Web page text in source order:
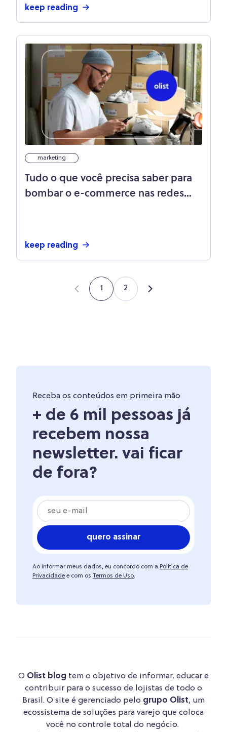
keep reading
marketing
Tudo o que você precisa saber para
bombar o e-commerce nas redes
keep reading
1 2
Receba os conteúdos em primeira mão
+ de 6 mil pessoas já
recebem nossa
newsletter. vai ficar
de fora?
quero assinar
Ao informar meus dados, eu concordo com a Política de
Privacidade e com os Termos de Uso.
O Olist blog tem o objetivo de informar, educar e
contribuir para o sucesso de lojistas de todo o
Brasil. O site é gerenciado pelo grupo Olist, um
ecossistema de soluções para varejo que coloca
você no controle total do negócio.